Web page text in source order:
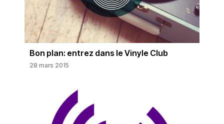
Bon plan: entrez dans le Vinyle Club
28 mars 2015